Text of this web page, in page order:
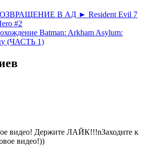
В АД ► Resident Evil 7
#2
Batman: Arkham Asylum:
(ЧАСТЬ 1)
видео! Держите ЛАЙК!!!nЗаходите к
видео!))